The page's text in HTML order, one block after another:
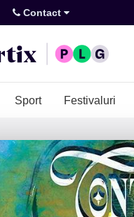
Contact
Sport Festivaluri